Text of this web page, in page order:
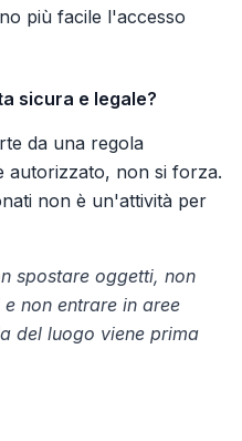
più facile l'accesso
sicura e legale?
da una regola
autorizzato, non si forza.
non è un'attività per
spostare oggetti, non
non entrare in aree
del luogo viene prima